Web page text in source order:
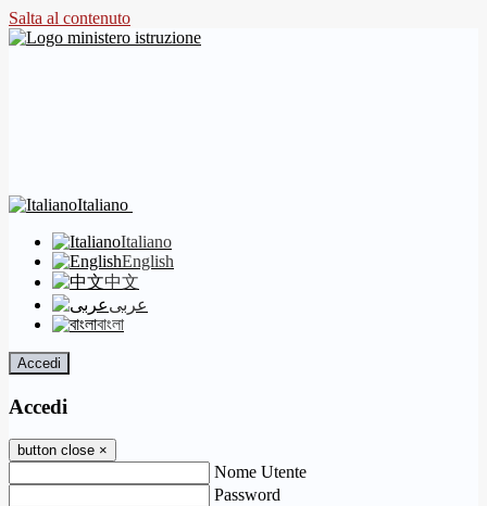
Salta al contenuto
Italiano
Italiano
English
中文
عربى
বাংলা
Accedi
Accedi
button close ×
Nome Utente
Password